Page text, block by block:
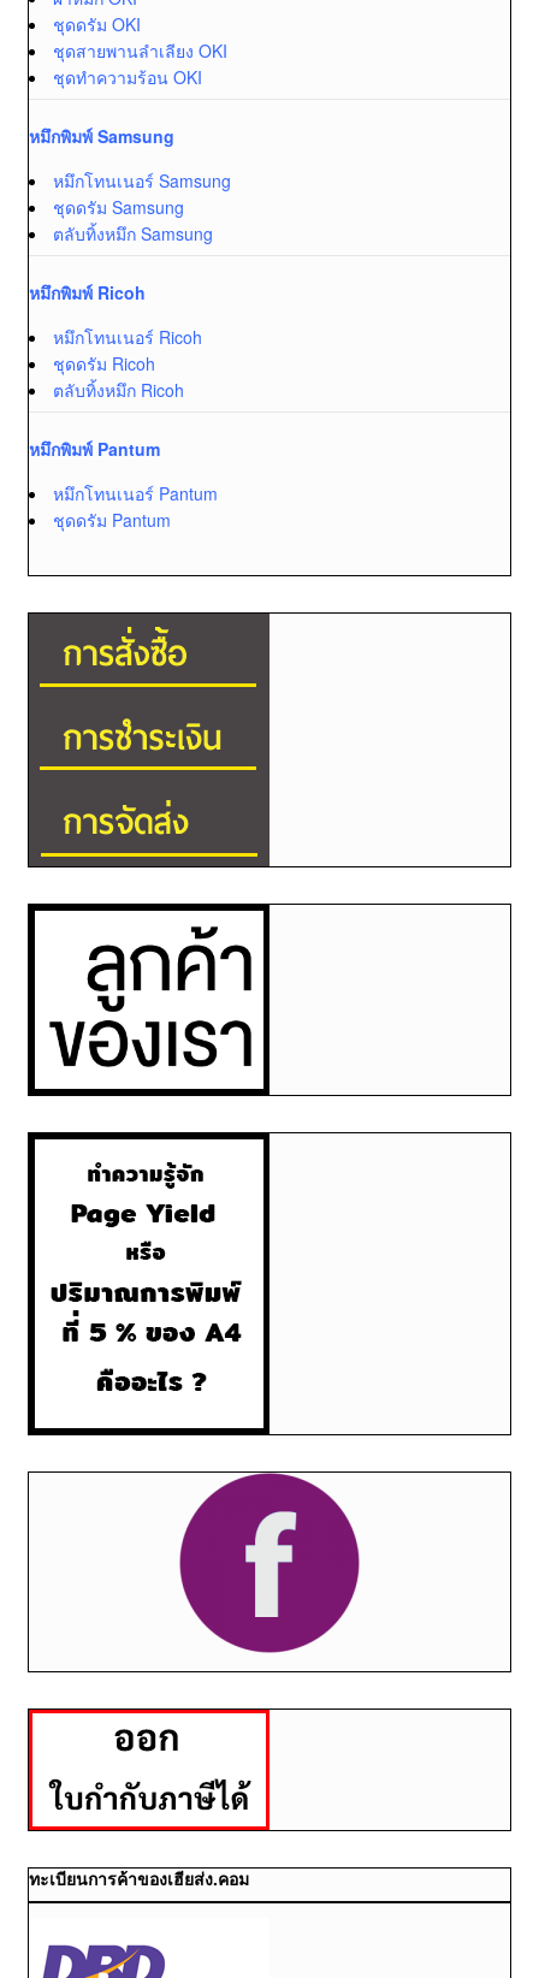
ชุดดรัม OKI
ชุดสายพานลำเลียง OKI
ชุดทำความร้อน OKI
หมึกพิมพ์ Samsung
หมึกโทนเนอร์ Samsung
ชุดดรัม Samsung
ตลับทิ้งหมึก Samsung
หมึกพิมพ์ Ricoh
หมึกโทนเนอร์ Ricoh
ชุดดรัม Ricoh
ตลับทิ้งหมึก Ricoh
หมึกพิมพ์ Pantum
หมึกโทนเนอร์ Pantum
ชุดดรัม Pantum
ทะเบียนการค้าของเฮียส่ง.คอม